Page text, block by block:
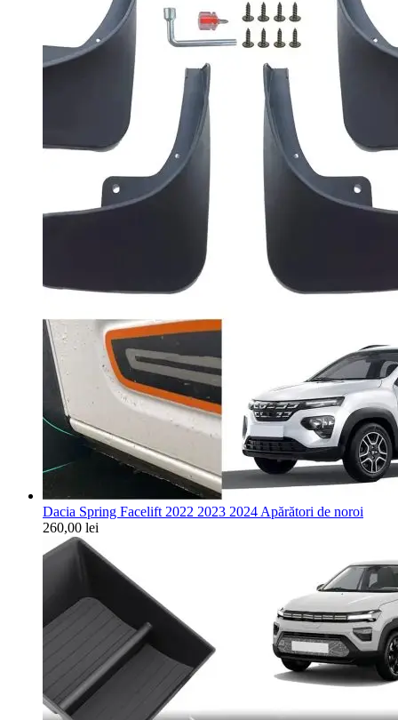
Dacia Spring Facelift 2022 2023 2024 Apărători de noroi
260,00 lei